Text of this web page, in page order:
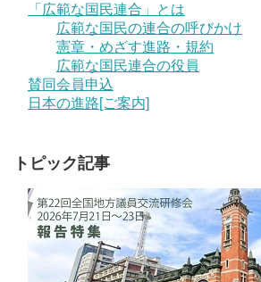
「広範な国民連合」とは
広範な国民の連合の呼びかけ
憲章・めざす進路・規約
広範な国民連合の役員
賛同会員申込
日本の進路[ご案内]
トピック記事